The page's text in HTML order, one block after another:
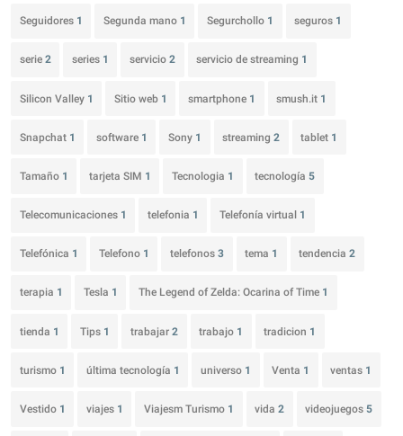
Seguidores 1 Segunda mano 1 Segurchollo 1 seguros 1
serie 2 series 1 servicio 2 servicio de streaming 1
Silicon Valley 1 Sitio web 1 smartphone 1 smush.it 1
Snapchat 1 software 1 Sony 1 streaming2 tablet 1
Tamaño 1 tarjeta SIM 1 Tecnologia 1 tecnología 5
Telecomunicaciones 1 telefonia 1 Telefonía virtual 1
Telefónica 1 Telefono 1 telefonos 3 tema 1 tendencia2
terapia 1 Tesla 1 The Legend of Zelda: Ocarina of Time 1
tienda 1 Tips 1 trabajar 2 trabajo 1 tradicion 1
turismo 1 última tecnología 1 universo 1 Venta 1 ventas 1
Vestido 1 viajes 1 Viajesm Turismo 1 vida2 videojuegos 5